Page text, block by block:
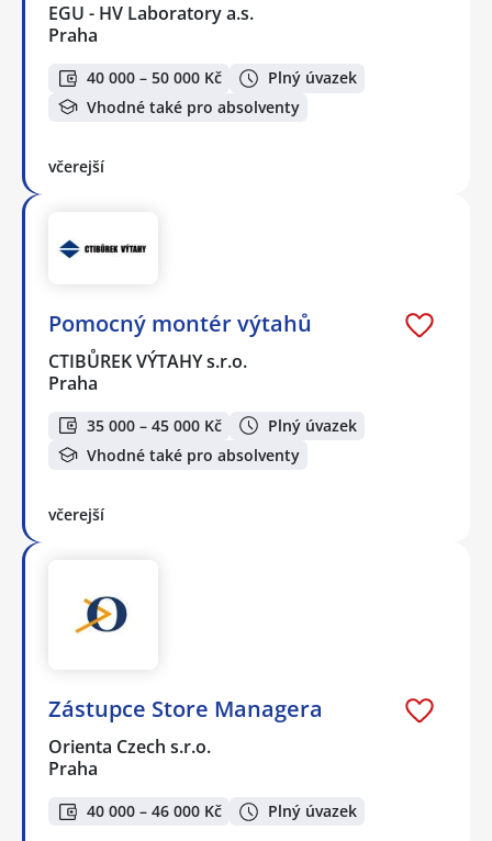
EGU - HV Laboratory a.s.
Praha
40 000 – 50 000 Kč
Plný úvazek
Vhodné také pro absolventy
včerejší
Pomocný montér výtahů
CTIBŮREK VÝTAHY s.r.o.
Praha
35 000 – 45 000 Kč
Plný úvazek
Vhodné také pro absolventy
včerejší
Zástupce Store Managera
Orienta Czech s.r.o.
Praha
40 000 – 46 000 Kč Plný úvazek